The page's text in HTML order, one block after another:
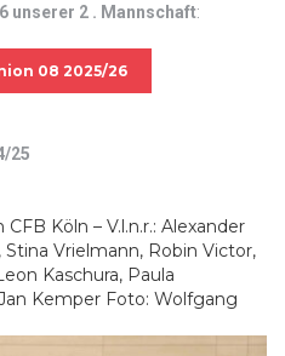
unserer 2 . Mannschaft:
08 2025/26
25
Köln – V.l.n.r.: Alexander
Vrielmann, Robin Victor,
Kaschura, Paula
Kemper Foto: Wolfgang